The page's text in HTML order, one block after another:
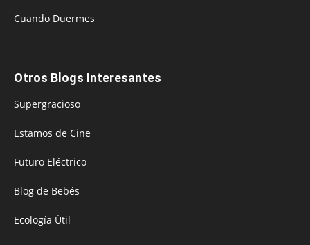
Cuando Duermes
Otros Blogs Interesantes
Supergracioso
Estamos de Cine
Futuro Eléctrico
Blog de Bebés
Ecología Útil